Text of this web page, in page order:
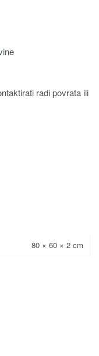
radi povrata ili
80 × 60 × 2 cm